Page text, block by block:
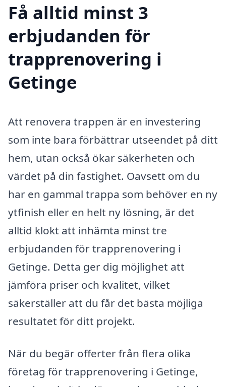
Få alltid minst 3
erbjudanden för
trapprenovering i
Getinge
Att renovera trappen är en investering
som inte bara förbättrar utseendet på ditt
hem, utan också ökar säkerheten och
värdet på din fastighet. Oavsett om du
har en gammal trappa som behöver en ny
ytfinish eller en helt ny lösning, är det
alltid klokt att inhämta minst tre
erbjudanden för trapprenovering i
Getinge. Detta ger dig möjlighet att
jämföra priser och kvalitet, vilket
säkerställer att du får det bästa möjliga
resultatet för ditt projekt.
När du begär offerter från flera olika
företag för trapprenovering i Getinge,